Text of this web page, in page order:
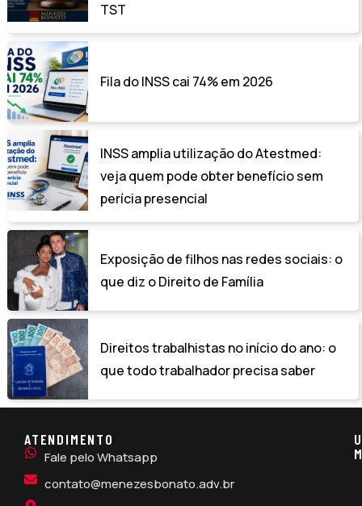
TST
Fila do INSS cai 74% em 2026
INSS amplia utilização do Atestmed:
veja quem pode obter benefício sem
perícia presencial
Exposição de filhos nas redes sociais: o
que diz o Direito de Família
Direitos trabalhistas no início do ano: o
que todo trabalhador precisa saber
ATENDIMENTO
Fale pelo Whatsapp
contato@menezesbonato.adv.br